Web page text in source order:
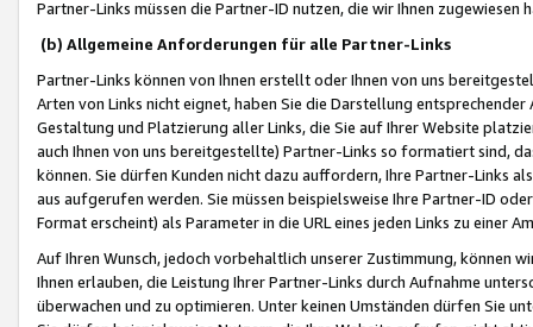
Partner-Links müssen die Partner-ID nutzen, die wir Ihnen zugewiesen
(b) Allgemeine Anforderungen für alle Partner-Links
Partner-Links können von Ihnen erstellt oder Ihnen von uns
Arten von Links nicht eignet, haben Sie die Darstellung
Gestaltung und Platzierung aller Links, die Sie auf Ihrer Website
auch Ihnen von uns bereitgestellte) Partner-Links so formatiert sind,
können. Sie dürfen Kunden nicht dazu auffordern, Ihre Partner-Links
aus aufgerufen werden. Sie müssen beispielsweise Ihre Partner-ID
Format erscheint) als Parameter in die URL eines jeden Links zu einer
Auf Ihren Wunsch, jedoch vorbehaltlich unserer Zustimmung, können
Ihnen erlauben, die Leistung Ihrer Partner-Links durch Aufnahme
überwachen und zu optimieren. Unter keinen Umständen dürfen Sie